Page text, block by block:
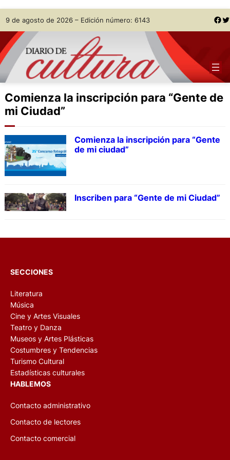
Skip
to
content
9 de agosto de 2026 – Edición número: 6143 Facebook Twitter
Comienza la inscripción para “Gente de
mi Ciudad”
Comienza la inscripción para “Gente
de mi ciudad”
Inscriben para “Gente de mi Ciudad”
SECCIONES
Literatura
Música
Cine y Artes Visuales
Teatro y Danza
Museos y Artes Plásticas
Costumbres y Tendencias
Turismo Cultural
Estadísticas culturales
HABLEMOS
Contacto administrativo
Contacto de lectores
Contacto comercial